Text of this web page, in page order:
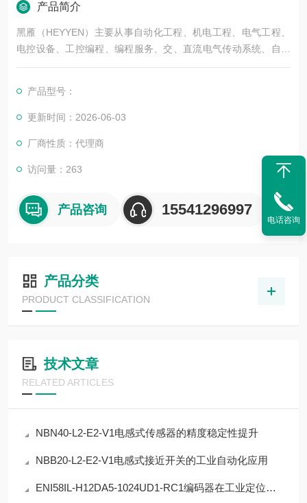
产品简介
黑雁（HEYYEN）主要从事自动化工程、机电工程、电气工程、
电控设备、工控编程、编程服务、交、直流电气传动系统、自动
化控制系统及其装置的研究与服务，不但可以独立承包工程项
代化电控设备
服务行业涉及冶金、石油、化工、纺织、食品
产品型号：
更新时间：2026-06-03
厂商性质：代理商
访问量：263
产品咨询 15541296997
产品分类
PRODUCT CLASSIFICATION
技术文章
RELATED ARTICLES
NBN40-L2-E2-V1电感式传感器的精度稳定性提升
NBB20-L2-E2-V1电感式接近开关的工业自动化应用
ENI58IL-H12DA5-1024UD1-RC1编码器在工业定位中的应用
电话咨询